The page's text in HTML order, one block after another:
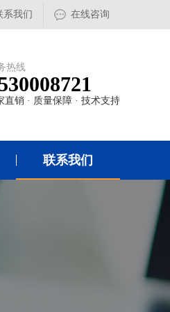
系我们 在线咨询
热线
直销 · 质量保障 · 技术支持
联系我们